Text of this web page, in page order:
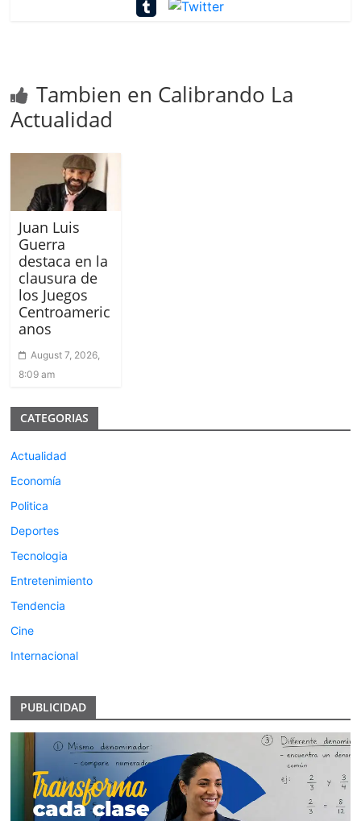
Tambien en Calibrando La
Actualidad
Juan Luis
Guerra
destaca en la
clausura de
los Juegos
Centroameric
anos
August 7, 2026,
8:09 am
CATEGORIAS
Actualidad
Economía
Politica
Deportes
Tecnologia
Entretenimiento
Tendencia
Cine
Internacional
PUBLICIDAD